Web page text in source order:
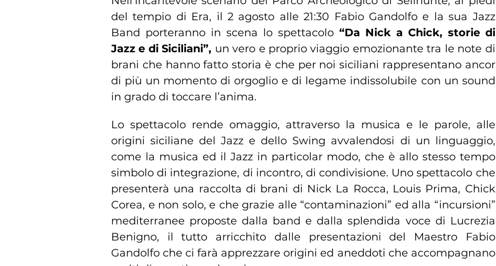
del tempio di Era, il 2 agosto alle 21:30 Fabio Gandolfo e la sua Jazz
Band porteranno in scena lo spettacolo “Da Nick a Chick, storie di
Jazz e di Siciliani”, un vero e proprio viaggio emozionante tra le note di
brani che hanno fatto storia è che per noi siciliani rappresentano ancor
di più un momento di orgoglio e di legame indissolubile con un sound
in grado di toccare l’anima.
Lo spettacolo rende omaggio, attraverso la musica e le parole, alle
origini siciliane del Jazz e dello Swing avvalendosi di un linguaggio,
come la musica ed il Jazz in particolar modo, che è allo stesso tempo
simbolo di integrazione, di incontro, di condivisione. Uno spettacolo che
presenterà una raccolta di brani di Nick La Rocca, Louis Prima, Chick
Corea, e non solo, e che grazie alle “contaminazioni” ed alla “incursioni”
mediterranee proposte dalla band e dalla splendida voce di Lucrezia
Benigno, il tutto arricchito dalle presentazioni del Maestro Fabio
Gandolfo che ci farà apprezzare origini ed aneddoti che accompagnano